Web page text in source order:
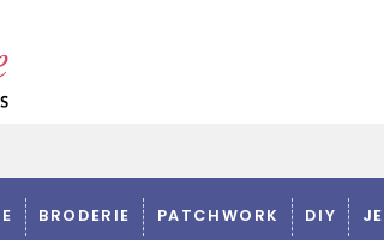
BRODERIE PATCHWORK DIY